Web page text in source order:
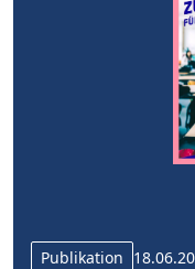
Publikation